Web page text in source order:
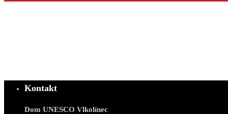
Kontakt
Dom UNESCO Vlkolínec